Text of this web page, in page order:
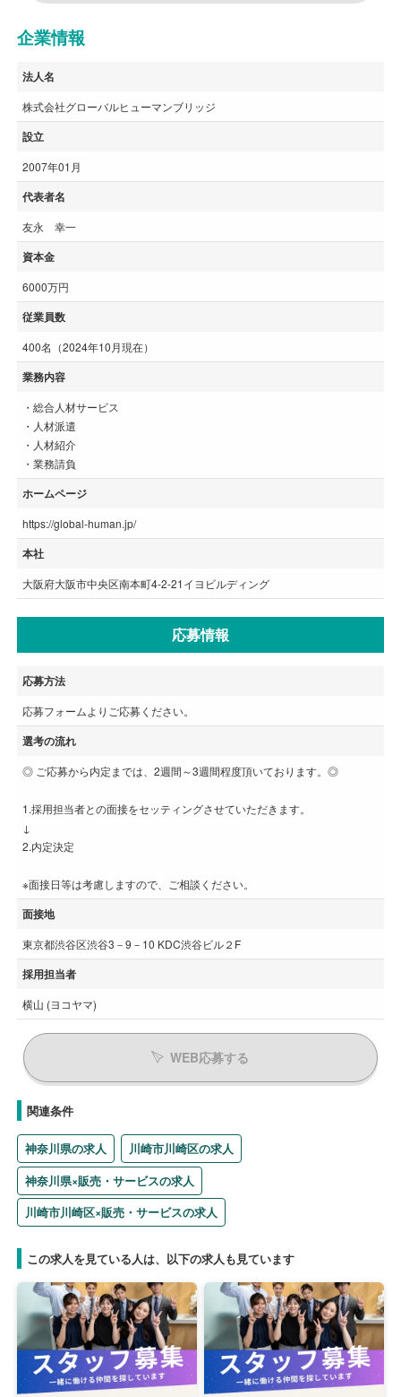
企業情報
法人名
株式会社グローバルヒューマンブリッジ
設立
2007年01月
代表者名
友永 幸一
資本金
6000万円
従業員数
400名（2024年10月現在）
業務内容
・総合人材サービス
・人材派遣
・人材紹介
・業務請負
ホームページ
https://global-human.jp/
本社
大阪府大阪市中央区南本町4-2-21イヨビルディング
応募情報
応募方法
応募フォームよりご応募ください。
選考の流れ
◎ ご応募から内定までは、2週間～3週間程度頂いております。◎
1.採用担当者との面接をセッティングさせていただきます。
↓
2.内定決定
※面接日等は考慮しますので、ご相談ください。
面接地
東京都渋谷区渋谷3－9－10 KDC渋谷ビル２F
採用担当者
横山 (ヨコヤマ)
WEB応募する
関連条件
神奈川県の求人
川崎市川崎区の求人
神奈川県×販売・サービスの求人
川崎市川崎区×販売・サービスの求人
この求人を見ている人は、以下の求人も見ています